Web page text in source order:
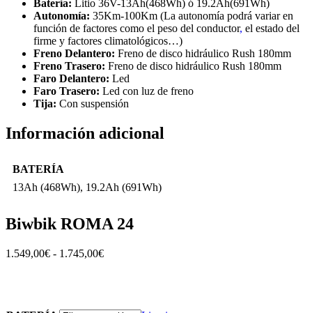
Batería: Litio 36V-13Ah(468Wh) ó 19.2Ah(691Wh)
Autonomía: 35Km-100Km (La autonomía podrá variar en
función de factores como el peso del conductor, el estado del
firme y factores climatológicos…)
Freno Delantero: Freno de disco hidráulico Rush 180mm
Freno Trasero: Freno de disco hidráulico Rush 180mm
Faro Delantero: Led
Faro Trasero: Led con luz de freno
Tija: Con suspensión
Información adicional
BATERÍA
13Ah (468Wh), 19.2Ah (691Wh)
Biwbik ROMA 24
1.549,00€ - 1.745,00€Rango